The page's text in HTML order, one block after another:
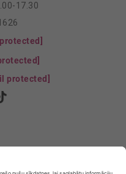
17.30
protected]